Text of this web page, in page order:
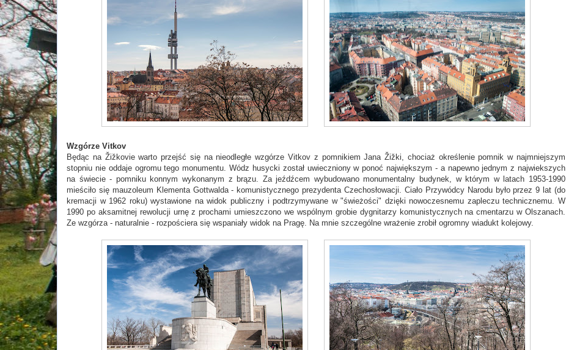
Wzgórze Vitkov
Będąc na Žižkovie warto przejść się na nieodległe wzgórze Vitkov z pomnikiem Jana Žižki, chociaż określenie pomnik w najmniejszym
stopniu nie oddaje ogromu tego monumentu. Wódz husycki został uwieczniony w ponoć największym - a napewno jednym z najwiekszych
na świecie - pomniku konnym wykonanym z brązu. Za jeźdźcem wybudowano monumentalny budynek, w którym w latach 1953-1990
mieściło się mauzoleum Klementa Gottwalda - komunistycznego prezydenta Czechosłowacji. Ciało Przywódcy Narodu było przez 9 lat (do
kremacji w 1962 roku) wystawione na widok publiczny i podtrzymywane w "świeżości" dzięki nowoczesnemu zapleczu technicznemu. W
1990 po aksamitnej rewolucji urnę z prochami umieszczono we wspólnym grobie dygnitarzy komunistycznych na cmentarzu w Olszanach.
Ze wzgórza - naturalnie - rozpościera się wspaniały widok na Pragę. Na mnie szczególne wrażenie zrobił ogromny wiadukt kolejowy.